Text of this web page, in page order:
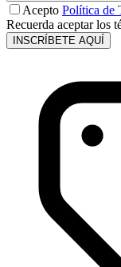
Acepto Política de
Recuerda aceptar los
INSCRÍBETE AQUÍ